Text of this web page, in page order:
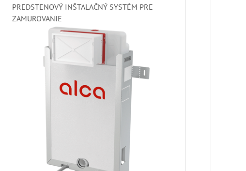
PREDSTENOVÝ INŠTALAČNÝ SYSTÉM PRE
ZAMUROVANIE